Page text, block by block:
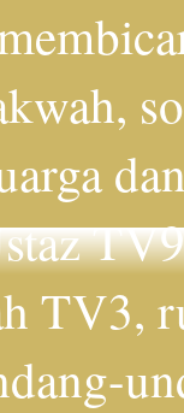
TV3,